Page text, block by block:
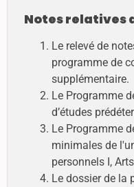
Notes relatives
Le relevé de
programme de
supplémentaire.
Le Programme
d’études
Le Programme
minimales de
personnels I,
Le dossier de la